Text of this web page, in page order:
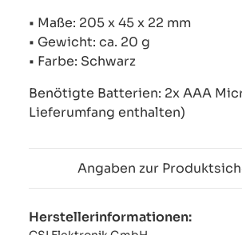
• Maße: 205 x 45 x 22 mm
• Gewicht: ca. 20 g
• Farbe: Schwarz
Benötigte Batterien: 2x AAA
Lieferumfang enthalten)
Angaben zur
Herstellerinformationen: